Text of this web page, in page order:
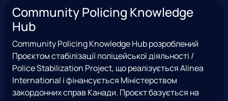
s
a
g
a
m
c
e
b
o
o
k
e
T
w
i
t
t
u
u
b
e
Community Policing Knowledge
Hub
Community Policing Knowledge Hub розроблений
Проєктом стабілізації поліцейської діяльності /
Police Stabilization Project, що реалізується Alinea
International і фінансується Міністерством
закордонних справ Канади. Проєкт базується на